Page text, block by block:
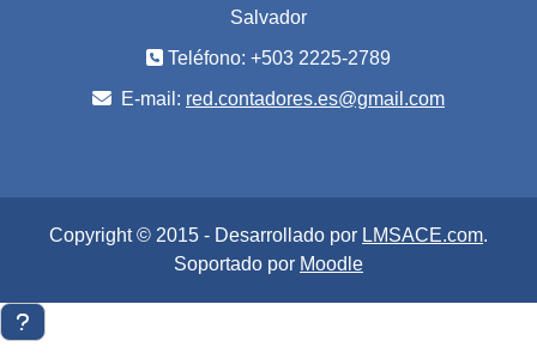
Salvador
Teléfono: +503 2225-2789
E-mail: red.contadores.es@gmail.com
Copyright © 2015 - Desarrollado por LMSACE.com.
Soportado por Moodle